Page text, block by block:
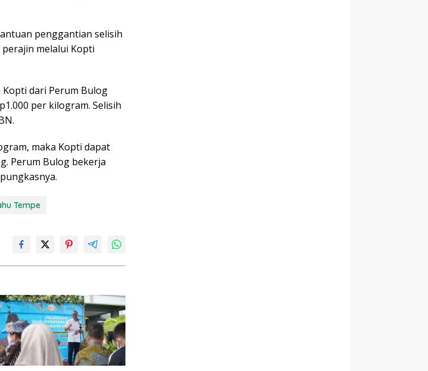
penggantian selisih
melalui Kopti
dari Perum Bulog
per kilogram. Selisih
maka Kopti dapat
Perum Bulog bekerja
Tempe